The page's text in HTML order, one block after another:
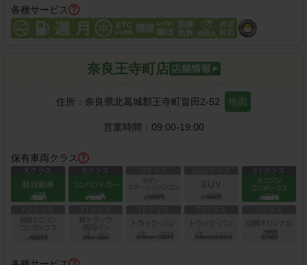
各種サービス
奈良王寺町店
住所： 奈良県北葛城郡王寺町畠田2-52 地図
営業時間： 09:00-19:00
保有車両クラス